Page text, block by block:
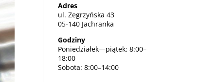
Adres
ul. Zegrzyńska 43
05-140 Jachranka
Godziny
Poniedziałek—piątek: 8:00–
18:00
Sobota: 8:00–14:00